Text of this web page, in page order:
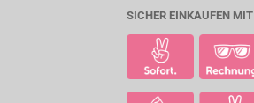
SICHER EINKAUFEN MIT